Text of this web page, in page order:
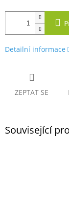
Detailní informace
ZEPTAT SE
Související